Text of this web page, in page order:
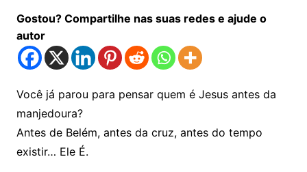
Gostou? Compartilhe nas suas redes e ajude o
autor
Você já parou para pensar quem é Jesus antes da
manjedoura?
Antes de Belém, antes da cruz, antes do tempo
existir… Ele É.